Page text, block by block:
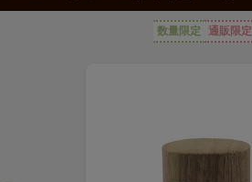
数量限定 通販限定